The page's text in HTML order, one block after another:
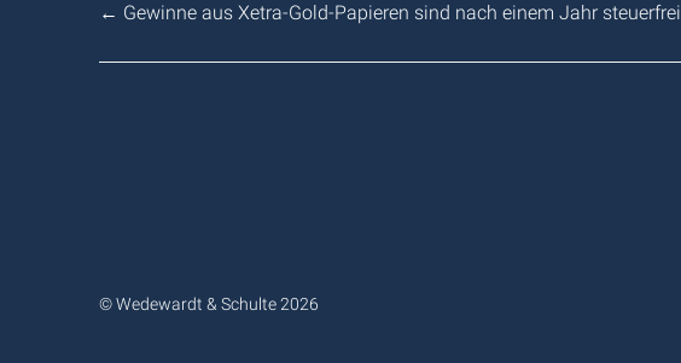
← Gewinne aus Xetra-Gold-Papieren sind nach einem Jahr steuerfrei
© Wedewardt & Schulte 2026